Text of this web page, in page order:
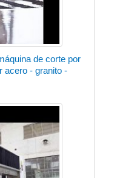
de corte por
acero - granito -